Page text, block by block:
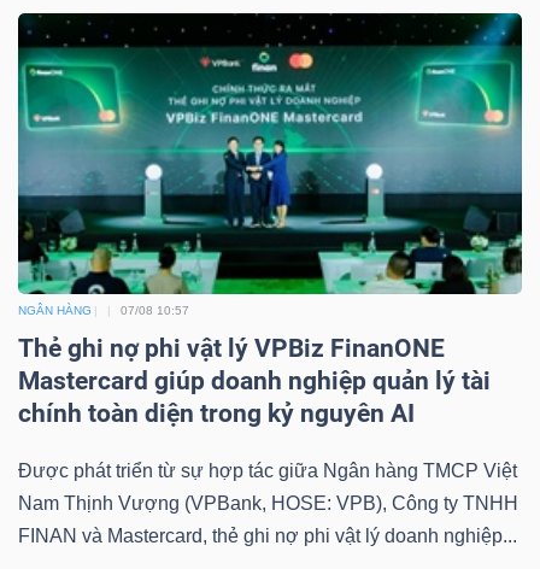
NGÂN HÀNG 07/08 10:57
Thẻ ghi nợ phi vật lý VPBiz FinanONE
Mastercard giúp doanh nghiệp quản lý tài
chính toàn diện trong kỷ nguyên AI
Được phát triển từ sự hợp tác giữa Ngân hàng TMCP Việt
Nam Thịnh Vượng (VPBank, HOSE: VPB), Công ty TNHH
FINAN và Mastercard, thẻ ghi nợ phi vật lý doanh nghiệp...